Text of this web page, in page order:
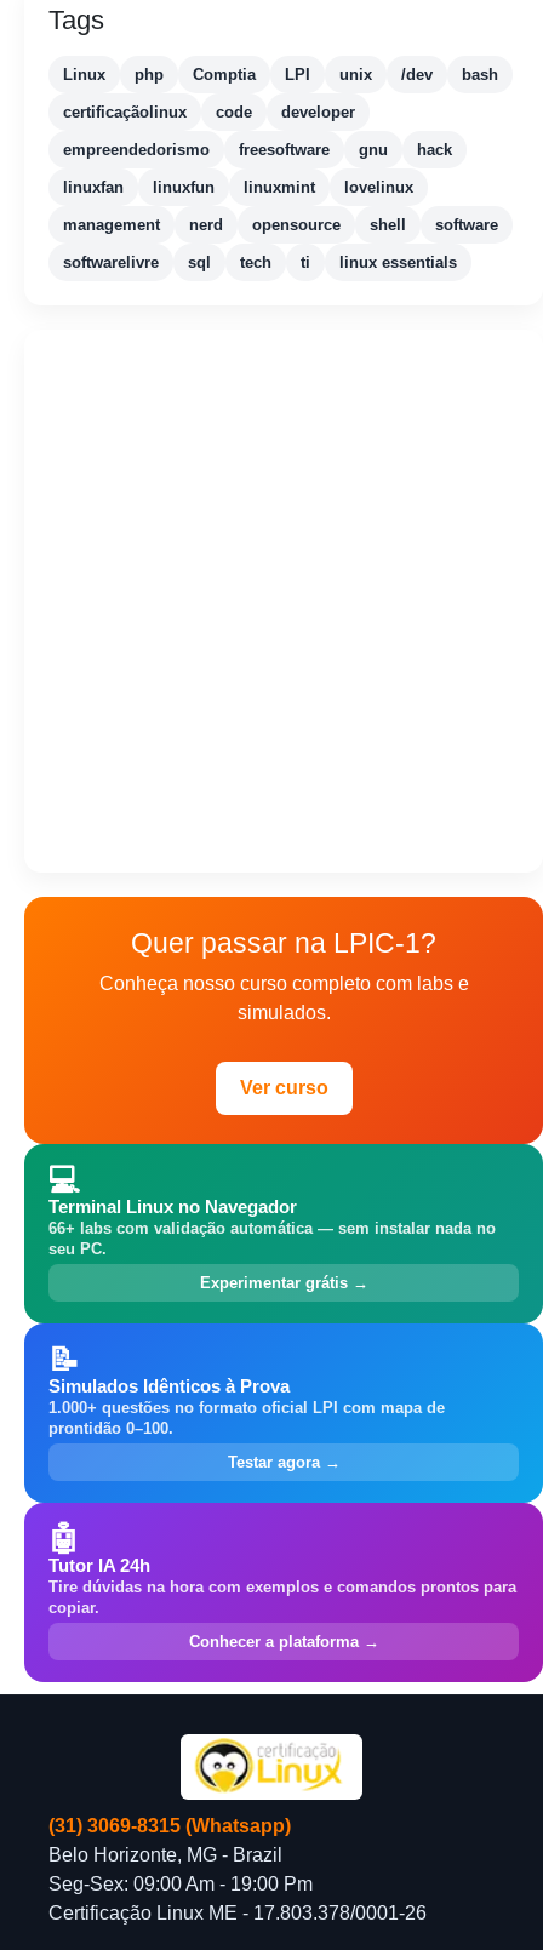
Tags
Linux php Comptia LPI unix /dev bash
certificaçãolinux code developer
empreendedorismo freesoftware gnu hack
linuxfan linuxfun linuxmint lovelinux
management nerd opensource shell software
softwarelivre sql tech ti linux essentials
Quer passar na LPIC-1?
Conheça nosso curso completo com labs e
simulados.
Ver curso
💻
Terminal Linux no Navegador
66+ labs com validação automática — sem instalar nada no
seu PC.
Experimentar grátis →
📝
Simulados Idênticos à Prova
1.000+ questões no formato oficial LPI com mapa de
prontidão 0–100.
Testar agora →
🤖
Tutor IA 24h
Tire dúvidas na hora com exemplos e comandos prontos para
copiar.
Conhecer a plataforma →
(31) 3069-8315 (Whatsapp)
Belo Horizonte, MG - Brazil
Seg-Sex: 09:00 Am - 19:00 Pm
Certificação Linux ME - 17.803.378/0001-26